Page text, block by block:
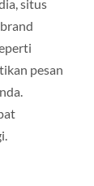
situs
pesan